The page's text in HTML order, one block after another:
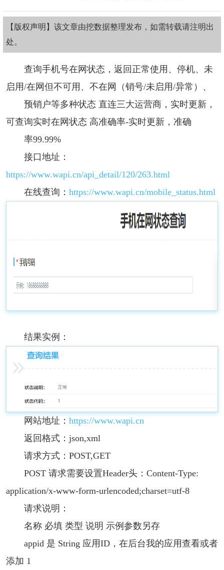
【版权声明】该文章由挖数据整理发布，如需转载请注明出
处。
查询手机号在网状态，返回正常使用、停机、未
启用/在网但不可用、不在网（销号/未启用/异常）、
预销户等多种状态 直连三大运营商，实时更新，
可查询实时在网状态 高准确率-实时更新，准确
率99.99%
接口地址：
https://www.wapi.cn/api_detail/120/263.html
在线查询： https://www.wapi.cn/mobile_status.html
结果实例：
网站地址： https://www.wapi.cn
返回格式：json,xml
请求方式：POST,GET
POST 请求需要设置Header头：Content-Type:
application/x-www-form-urlencoded;charset=utf-8
请求说明：
名称 必填 类型 说明 示例参数另存
appid 是 String 应用ID，在后台我的应用查看或者
添加 1